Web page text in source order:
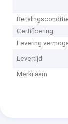
Certificering
Levering
Levertijd
Merknaam